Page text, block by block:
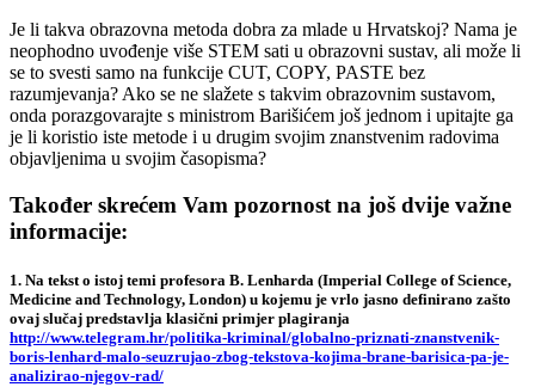
Je li takva obrazovna metoda dobra za mlade u Hrvatskoj? Nama je
neophodno uvođenje više STEM sati u obrazovni sustav, ali može li
se to svesti samo na funkcije CUT, COPY, PASTE bez
razumjevanja? Ako se ne slažete s takvim obrazovnim sustavom,
onda porazgovarajte s ministrom Barišićem još jednom i upitajte ga
je li koristio iste metode i u drugim svojim znanstvenim radovima
objavljenima u svojim časopisma?
Također skrećem Vam pozornost na još dvije važne
informacije:
1. Na tekst o istoj temi profesora B. Lenharda (Imperial College of Science,
Medicine and Technology, London) u kojemu je vrlo jasno definirano zašto
ovaj slučaj predstavlja klasični primjer plagiranja
http://www.telegram.hr/politika-kriminal/globalno-priznati-znanstvenik-
boris-lenhard-malo-seuzrujao-zbog-tekstova-kojima-brane-barisica-pa-je-
analizirao-njegov-rad/